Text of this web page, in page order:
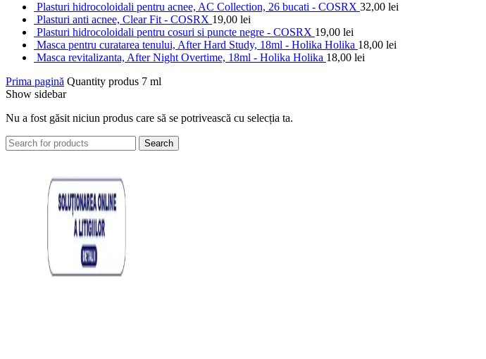
Plasturi hidrocoloidali pentru acnee, AC Collection, 26 bucati - COSRX 32,00 lei
Plasturi anti acnee, Clear Fit - COSRX 19,00 lei
Plasturi hidrocoloidali pentru cosuri si puncte negre - COSRX 19,00 lei
Masca pentru curatarea tenului, After Hard Study, 18ml - Holika Holika 18,00 lei
Masca revitalizanta, After Night Overtime, 18ml - Holika Holika 18,00 lei
Prima pagină Quantity produs 7 ml
Show sidebar
Nu a fost găsit niciun produs care să se potrivească cu selecția ta.
Search